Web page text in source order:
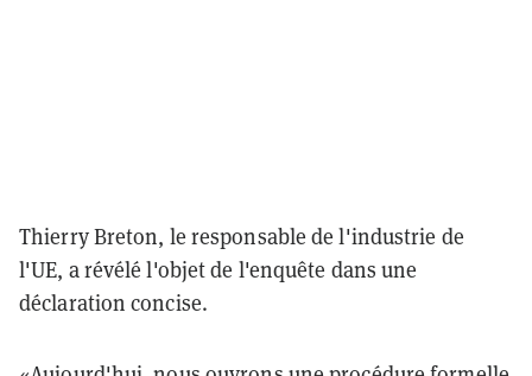
Thierry Breton, le responsable de l'industrie de
l'UE, a révélé l'objet de l'enquête dans une
déclaration concise.